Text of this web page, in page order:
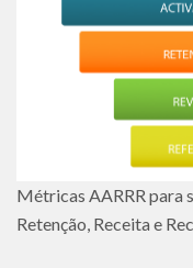
Métricas AARRR para
Retenção, Receita e